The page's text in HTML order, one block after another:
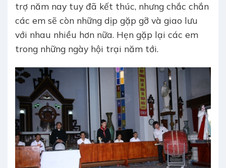
trợ năm nay tuy đã kết thúc, nhưng chắc chắn
các em sẽ còn những dịp gặp gỡ và giao lưu
với nhau nhiều hơn nữa. Hẹn gặp lại các em
trong những ngày hội trại năm tới.